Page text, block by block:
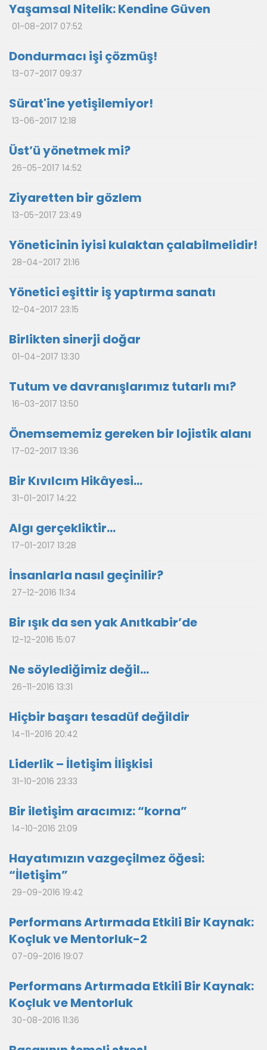
Yaşamsal Nitelik: Kendine Güven
01-08-2017 07:52
Dondurmacı işi çözmüş!
13-07-2017 09:37
Sürat'ine yetişilemiyor!
13-06-2017 12:18
Üst’ü yönetmek mi?
26-05-2017 14:52
Ziyaretten bir gözlem
13-05-2017 23:49
Yöneticinin iyisi kulaktan çalabilmelidir!
28-04-2017 21:16
Yönetici eşittir iş yaptırma sanatı
12-04-2017 23:15
Birlikten sinerji doğar
01-04-2017 13:30
Tutum ve davranışlarımız tutarlı mı?
16-03-2017 13:50
Önemsememiz gereken bir lojistik alanı
17-02-2017 13:36
Bir Kıvılcım Hikâyesi…
31-01-2017 14:22
Algı gerçekliktir…
17-01-2017 13:28
İnsanlarla nasıl geçinilir?
27-12-2016 11:34
Bir ışık da sen yak Anıtkabir’de
12-12-2016 15:07
Ne söylediğimiz değil…
26-11-2016 13:31
Hiçbir başarı tesadüf değildir
14-11-2016 20:42
Liderlik – İletişim İlişkisi
31-10-2016 23:33
Bir iletişim aracımız: “korna”
14-10-2016 21:09
Hayatımızın vazgeçilmez öğesi:
“İletişim”
29-09-2016 19:42
Performans Artırmada Etkili Bir Kaynak:
Koçluk ve Mentorluk-2
07-09-2016 19:07
Performans Artırmada Etkili Bir Kaynak:
Koçluk ve Mentorluk
30-08-2016 11:36